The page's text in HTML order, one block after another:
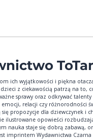
ich wyjątkowości i piękna
z ciekawością patrzą na to,
sprawy oraz odkrywać talenty
relacji czy różnorodności
propozycje dla dziewczynek i
ilustrowane opowieści
nauka staje się dobrą zabawą,
imprintem Wydawnictwa Czarna